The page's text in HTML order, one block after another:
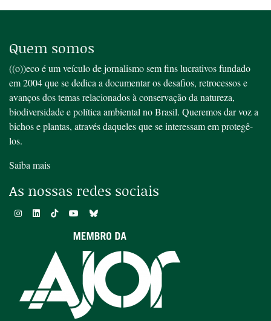
Quem somos
((o))eco é um veículo de jornalismo sem fins lucrativos fundado
em 2004 que se dedica a documentar os desafios, retrocessos e
avanços dos temas relacionados à conservação da natureza,
biodiversidade e política ambiental no Brasil. Queremos dar voz a
bichos e plantas, através daqueles que se interessam em protegê-
los.
Saiba mais
As nossas redes sociais